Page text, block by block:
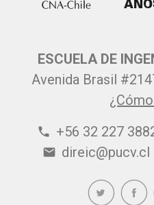
ESCUELA DE
Avenida Brasil
phone +56 32 227
email direic@pucv.cl